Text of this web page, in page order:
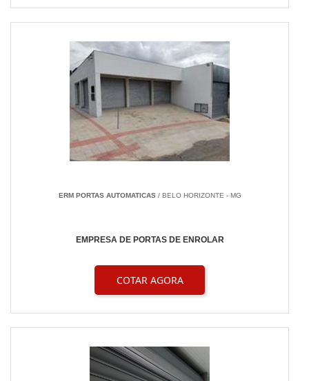
ERM PORTAS AUTOMATICAS/ BELO HORIZONTE - MG
EMPRESA DE PORTAS DE ENROLAR
COTAR AGORA